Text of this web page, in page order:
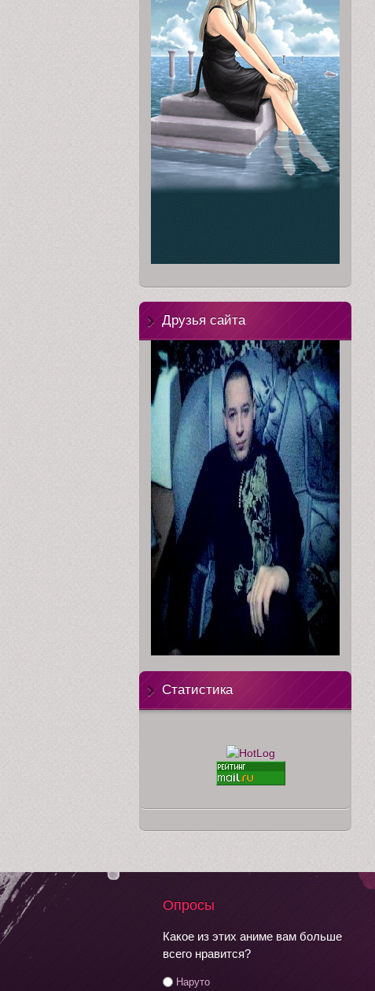
Друзья сайта
Статистика
Опросы
Какое из этих аниме вам больше
всего нравится?
Наруто